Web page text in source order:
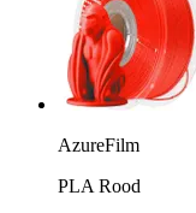
AzureFilm
PLA Rood